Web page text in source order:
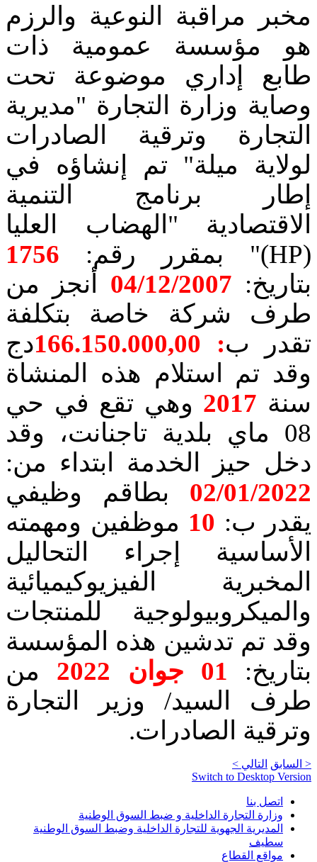
مخبر مراقبة النوعية والرزم
هو مؤسسة عمومية ذات
طابع إداري موضوعة تحت
وصاية وزارة التجارة "مديرية
التجارة وترقية الصادرات
لولاية ميلة" تم إنشاؤه في
إطار برنامج التنمية
الاقتصادية "الهضاب العليا
(
HP)" بمقرر رقم: 1756
بتاريخ: 04/12/2007 أنجز من
طرف شركة خاصة بتكلفة
تقدر ب:
166.150.000,00دج
وقد تم استلام هذه المنشاة
سنة 2017 وهي تقع في حي
08 ماي بلدية تاجنانت، وقد
دخل حيز الخدمة ابتداء من:
02/01/2022 بطاقم وظيفي
يقدر ب: 10 موظفين ومهمته
الأساسية إجراء التحاليل
المخبرية الفيزيوكيميائية
والميكروبيولوجية للمنتجات
وقد تم تدشين هذه المؤسسة
بتاريخ: 01 جوان 2022
من
طرف السيد/ وزير التجارة
وترقية الصادرات.
< السابق التالي >
Switch to Desktop Version
اتصل بنا
وزارة التجارة الداخلية و ضبط السوق الوطنية
المديرية الجهوية للتجارة الداخلية وضبط السوق الوطنية
سطيف
مواقع القطاع